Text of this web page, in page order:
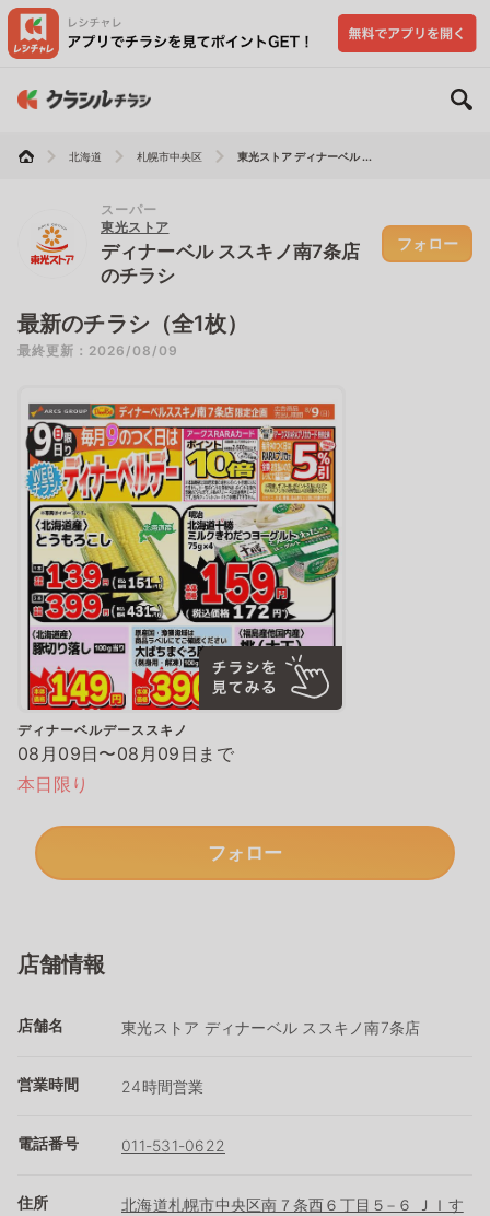
北海道 札幌市中央区 東光ストア ディナーベル ...
スーパー
東光ストア
ディナーベル ススキノ南7条店
のチラシ
フォロー
最新のチラシ（全1枚）
最終更新：2026/08/09
ディナーベルデーススキノ
08月09日〜08月09日まで
本日限り
フォロー
店舗情報
店舗名 東光ストア ディナーベル ススキノ南7条店
営業時間 24時間営業
電話番号 011-531-0622
住所
北海道札幌市中央区南７条西６丁目５−６ ＪＩす